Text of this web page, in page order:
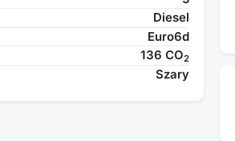
Diesel
Euro6d
136 CO2
Szary